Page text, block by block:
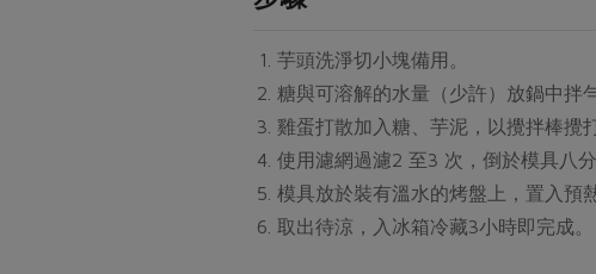
芋頭洗淨切小塊備用。
糖與可溶解的水量（少許）放鍋中拌
雞蛋打散加入糖、芋泥，以攪拌棒攪
使用濾網過濾2 至3 次，倒於模具八
模具放於裝有溫水的烤盤上，置入預
取出待涼，入冰箱冷藏3小時即完成。